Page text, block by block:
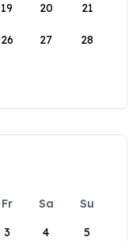
19 20 21
26 27 28
Fr Sa
Su
3 4 5